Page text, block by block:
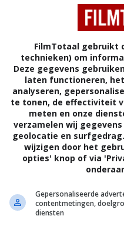
regisseur nu
parel
FilmTotaal gebruikt
technieken) om
Deze gegevens
laten functioneren,
analyseren,
te tonen, de effectiviteit
meten en onze
verzamelen wij
geolocatie en
wijzigen door het
opties' knop of via
Gepersonaliseerde
contentmetingen,
diensten